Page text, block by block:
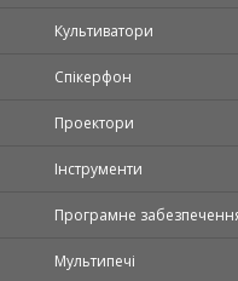
Культиватори
Спікерфон
Проектори
Інструменти
Програмне
Мультипечі